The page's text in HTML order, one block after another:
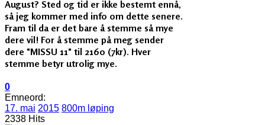
August? Sted og tid er ikke bestemt ennå,
så jeg kommer med info om dette senere.
Fram til da er det bare å stemme så mye
dere vil! For å stemme på meg sender
dere "MISSU 11" til 2160 (7kr). Hver
stemme betyr utrolig mye.
0
Emneord:
17. mai 2015 800m løping
2338 Hits